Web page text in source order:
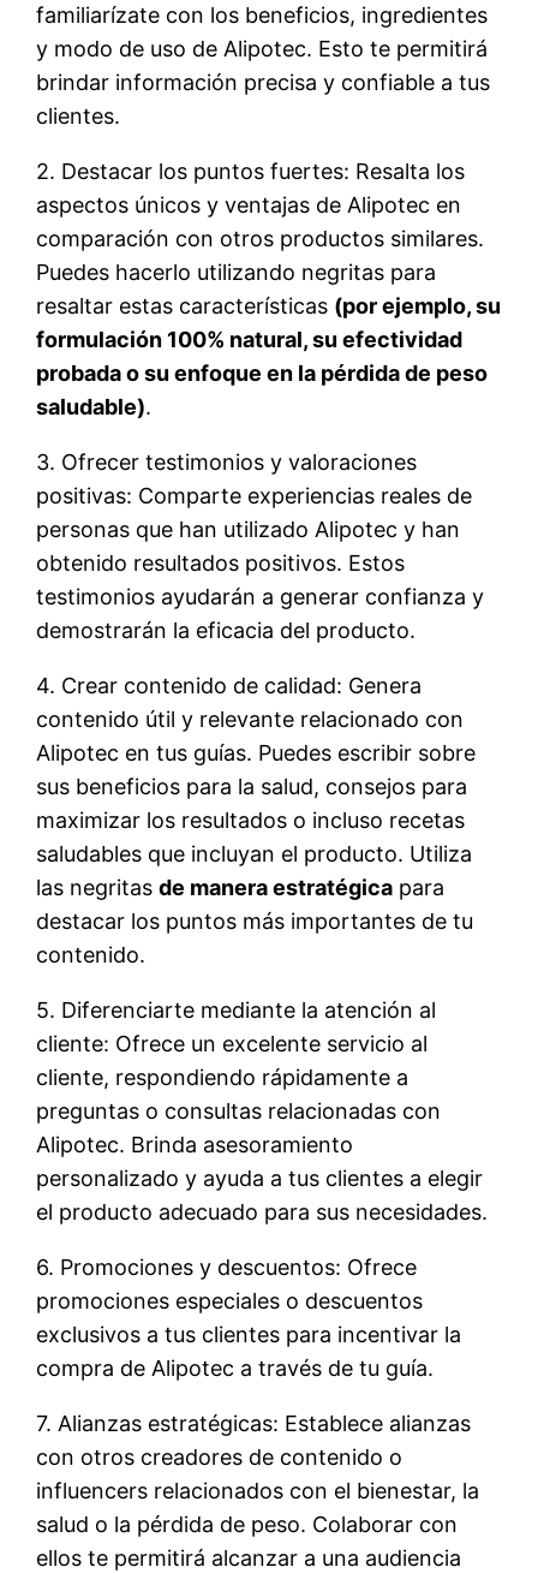
familiarízate con los beneficios, ingredientes
y modo de uso de Alipotec. Esto te permitirá
brindar información precisa y confiable a tus
clientes.
2. Destacar los puntos fuertes: Resalta los
aspectos únicos y ventajas de Alipotec en
comparación con otros productos similares.
Puedes hacerlo utilizando negritas para
resaltar estas características (por ejemplo, su
formulación 100% natural, su efectividad
probada o su enfoque en la pérdida de peso
saludable).
3. Ofrecer testimonios y valoraciones
positivas: Comparte experiencias reales de
personas que han utilizado Alipotec y han
obtenido resultados positivos. Estos
testimonios ayudarán a generar confianza y
demostrarán la eficacia del producto.
4. Crear contenido de calidad: Genera
contenido útil y relevante relacionado con
Alipotec en tus guías. Puedes escribir sobre
sus beneficios para la salud, consejos para
maximizar los resultados o incluso recetas
saludables que incluyan el producto. Utiliza
las negritasde manera estratégica para
destacar los puntos más importantes de tu
contenido.
5. Diferenciarte mediante la atención al
cliente: Ofrece un excelente servicio al
cliente, respondiendo rápidamente a
preguntas o consultas relacionadas con
Alipotec. Brinda asesoramiento
personalizado y ayuda a tus clientes a elegir
el producto adecuado para sus necesidades.
6. Promociones y descuentos: Ofrece
promociones especiales o descuentos
exclusivos a tus clientes para incentivar la
compra de Alipotec a través de tu guía.
7. Alianzas estratégicas: Establece alianzas
con otros creadores de contenido o
influencers relacionados con el bienestar, la
salud o la pérdida de peso. Colaborar con
ellos te permitirá alcanzar a una audiencia